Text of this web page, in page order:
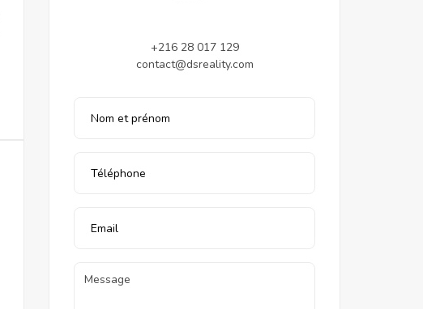
+216 28 017 129
contact@dsreality.com